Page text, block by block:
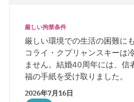
厳しい拘禁条件
厳しい環境での生活の困難に
コライ・クプリャンスキーは
ません。結婚40周年には、信
福の手紙を受け取りました。
2026年7月16日